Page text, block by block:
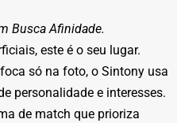
Busca Afinidade.
este é o seu lugar.
só na foto, o Sintony usa
personalidade e interesses.
de match que prioriza